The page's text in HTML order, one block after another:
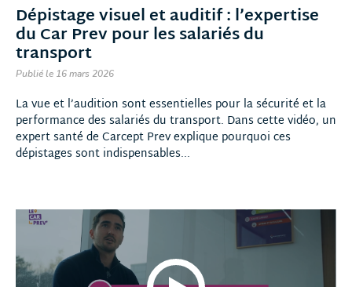
Dépistage visuel et auditif : l’expertise
du Car Prev pour les salariés du
transport
Publié le 16 mars 2026
La vue et l’audition sont essentielles pour la sécurité et la
performance des salariés du transport. Dans cette vidéo, un
expert santé de Carcept Prev explique pourquoi ces
dépistages sont indispensables...